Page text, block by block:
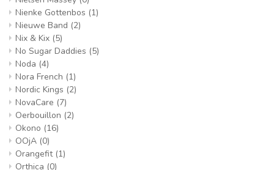
Nienke Gottenbos (1)
Nieuwe Band (2)
Nix & Kix (5)
No Sugar Daddies (5)
Noda (4)
Nora French (1)
Nordic Kings (2)
NovaCare (7)
Oerbouillon (2)
Okono (16)
OOjA (0)
Orangefit (1)
Orthica (0)